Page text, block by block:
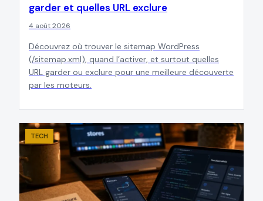
garder et quelles URL exclure
4 août 2026
Découvrez où trouver le sitemap WordPress
(/sitemap.xml), quand l’activer, et surtout quelles
URL garder ou exclure pour une meilleure découverte
par les moteurs.
TECH